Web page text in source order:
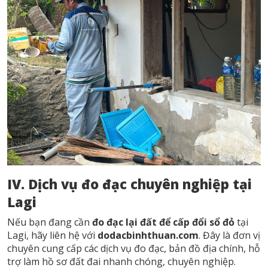
IV. Dịch vụ đo đạc chuyên nghiệp tại
Lagi
Nếu bạn đang cần đo đạc lại đất để cấp đổi sổ đỏtại
Lagi, hãy liên hệ với dodacbinhthuan.com. Đây là đơn vị
chuyên cung cấp các dịch vụ đo đạc, bản đồ địa chính, hỗ
trợ làm hồ sơ đất đai nhanh chóng, chuyên nghiệp.